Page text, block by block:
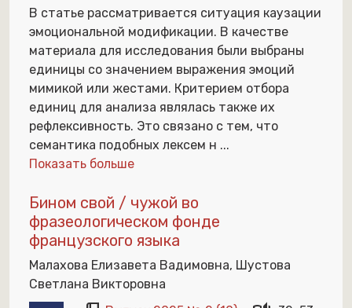
В статье рассматривается ситуация каузации
эмоциональной модификации. В качестве
материала для исследования были выбраны
единицы со значением выражения эмоций
мимикой или жестами. Критерием отбора
единиц для анализа являлась также их
рефлексивность. Это связано с тем, что
семантика подобных лексем н ...
Показать больше
Бином свой / чужой во
фразеологическом фонде
французского языка
Малахова Елизавета Вадимовна, Шустова
Светлана Викторовна